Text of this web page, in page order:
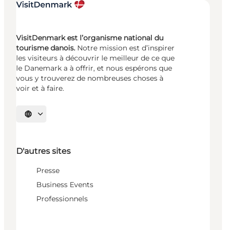
VisitDenmark est l’organisme national du
tourisme danois. Notre mission est d’inspirer
les visiteurs à découvrir le meilleur de ce que
le Danemark a à offrir, et nous espérons que
vous y trouverez de nombreuses choses à
voir et à faire.
Choisissez la langue
D'autres sites
Presse
Business Events
Professionnels